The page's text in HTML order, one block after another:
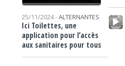
25/11/2024 -ALTERNANTES
Ici Toilettes, une
application pour l’accès
aux sanitaires pour tous
Lecteur audio